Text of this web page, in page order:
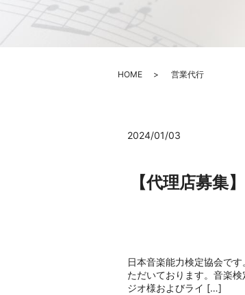
HOME 営業代行
2024/01/03
【代理店募集
日本音楽能力検定協会で
ただいております。音楽
ジオ様およびライ […]